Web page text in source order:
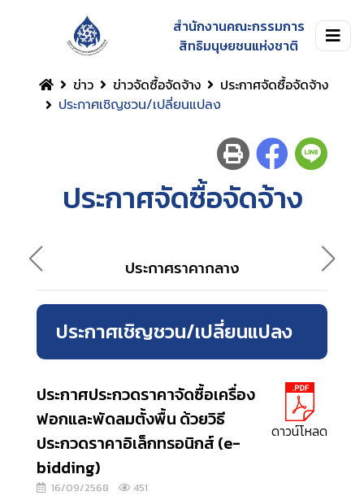
สำนักงานคณะกรรมการ
สิทธิมนุษยชนแห่งชาติ
ข่าว
ข่าวจัดซื้อจัดจ้าง
ประกาศจัดซื้อจัดจ้าง
ประกาศเชิญชวน/เปลี่ยนแปลง
ประกาศจัดซื้อจัดจ้าง
ประกาศราคากลาง
ประกาศเชิญชวน/เปลี่ยนแปลง
ประกาศประกวดราคาจัดซื้อเครื่อง
ฟอกและพัดลมตั้งพื้น ด้วยวิธี
ประกวดราคาอิเล็กทรอนิกส์ (e-
bidding)
16/09/2568 451
ดาวน์โหลด